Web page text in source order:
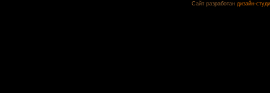
Сайт разработан дизайн-